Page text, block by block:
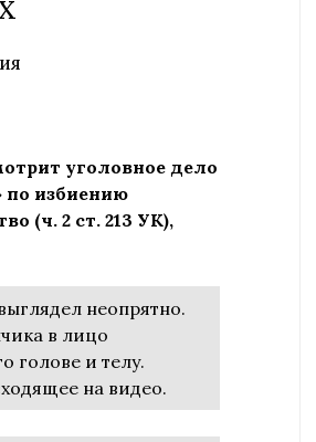
уголовное дело
по избиению
(ч. 2 ст. 213 УК),
неопрятно.
в лицо
голове и телу.
на видео.